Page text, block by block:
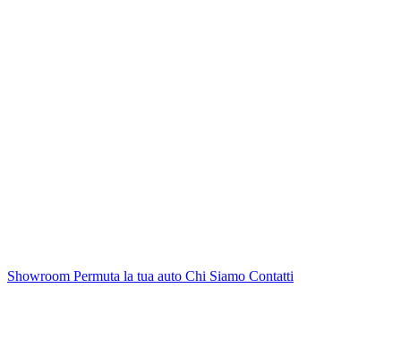
Showroom Permuta la tua auto Chi Siamo Contatti